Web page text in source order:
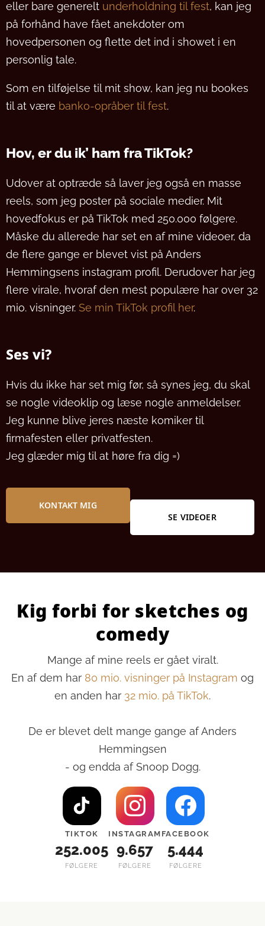
eller bare generelt underholdning til fest, kan jeg
på forhånd have fået anekdoter om
hovedpersonen og flette det ind i showet i en
personlig tale.
Som en tilføjelse til mit show, kan jeg nu bookes
til at være banko-opråber til fest.
Hov, er du ik’ ham fra TikTok?
Udover at optræde så laver jeg også en masse
reels, som jeg poster på sociale medier. Mit
hovedfokus er på TikTok med 250.000 følgere.
Måske du allerede har set en af mine videoer, da
de flere gange er blevet vist på Anders
Hemmingsens instagram profil. Derudover har jeg
flere virale, hvoraf den mest populære har over 32
mio. visninger. Se min TikTok profil her.
Ses vi?
Hvis du ikke har set mig før, så synes jeg, du skal
se nogle videoklip og læse nogle anmeldelser.
Jeg kunne blive jeres næste komiker til
firmafesten eller privatfesten.
Jeg glæder mig til at høre fra dig =)
KONTAKT MIG
SE VIDEOER
Kig forbi for sketches og
comedy
Mange af mine reels er gået viralt.
En af dem har 80 mio. visninger på Instagram og
en anden har 32 mio. på TikTok.
De er blevet delt mange gange af Anders
Hemmingsen
- og endda af Snoop Dogg.
TIKTOK
252.005
FØLGERE
INSTAGRAM
9.657
FØLGERE
FACEBOOK
5.444
FØLGERE